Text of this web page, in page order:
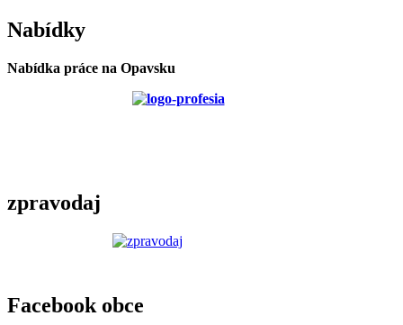
Nabídky
Nabídka práce na Opavsku
zpravodaj
Facebook obce